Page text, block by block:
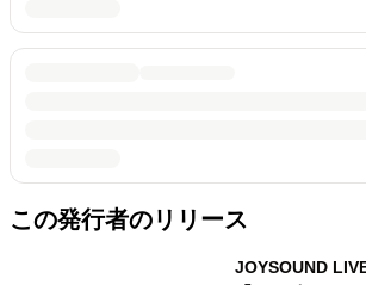
この発行者のリリース
JOYSOUND